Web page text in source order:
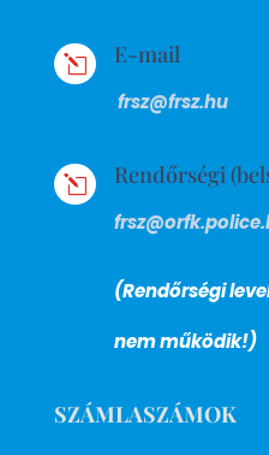
l E-mail
frsz@frsz.hu
l Rendőrségi
(Rendőrségi
nem működik!)
SZÁMLASZÁMOK